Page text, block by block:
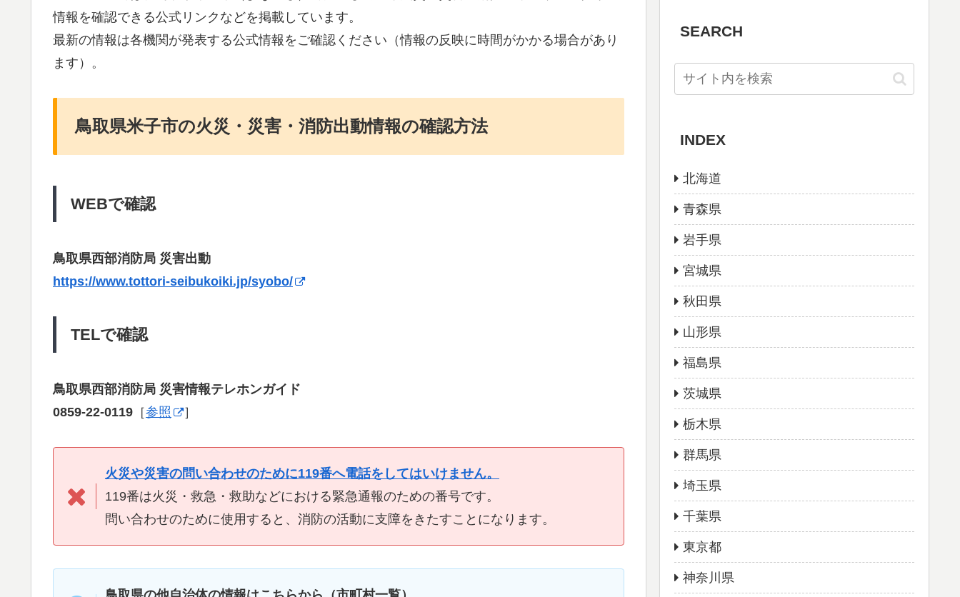
情報を確認できる公式リンクなどを掲載しています。
最新の情報は各機関が発表する公式情報をご確認ください（情報の反映に時間がかかる場合があり
ます）。
鳥取県米子市の火災・災害・消防出動情報の確認方法
WEBで確認
鳥取県西部消防局 災害出動
https://www.tottori-seibukoiki.jp/syobo/
TELで確認
鳥取県西部消防局 災害情報テレホンガイド
0859-22-0119 ［参照 ］
火災や災害の問い合わせのために119番へ電話をしてはいけません。
119番は火災・救急・救助などにおける緊急通報のための番号です。
問い合わせのために使用すると、消防の活動に支障をきたすことになります。
SEARCH
INDEX
北海道
青森県
岩手県
宮城県
秋田県
山形県
福島県
茨城県
栃木県
群馬県
埼玉県
千葉県
東京都
神奈川県